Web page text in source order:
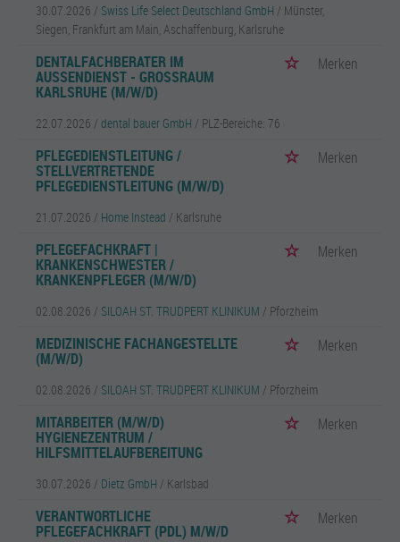
30.07.2026 / Swiss Life Select Deutschland GmbH / Münster,
Siegen, Frankfurt am Main, Aschaffenburg, Karlsruhe
DENTALFACHBERATER IM
AUSSENDIENST - GROSSRAUM KA
RLSRUHE (M/W/D)
Merken
22.07.2026 / dental bauer GmbH / PLZ-Bereiche: 76
PFLEGEDIENSTLEITUNG /
STELLVERTRETENDE
PFLEGEDIENSTLEITUNG (M/W/D)
Merken
21.07.2026 / Home Instead / Karlsruhe
PFLEGEFACHKRAFT |
KRANKENSCHWESTER /
KRANKENPFLEGER (M/W/D)
Merken
02.08.2026 / SILOAH ST. TRUDPERT KLINIKUM / Pforzheim
MEDIZINISCHE FACHANGESTELLTE
(M/W/D)
Merken
02.08.2026 / SILOAH ST. TRUDPERT KLINIKUM / Pforzheim
MITARBEITER (M/W/D)
HYGIENEZENTRUM /
HILFSMITTELAUFBEREITUNG
Merken
30.07.2026 / Dietz GmbH / Karlsbad
VERANTWORTLICHE
PFLEGEFACHKRAFT (PDL) M/W/D
Merken